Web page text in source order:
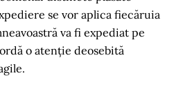
se vor aplica fiecăruia
va fi expediat pe
o atenție deosebită